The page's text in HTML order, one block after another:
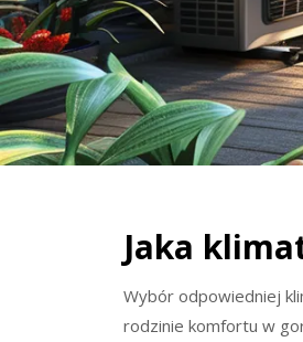
Jaka
Wybór odpowiedniej
rodzinie komfortu w